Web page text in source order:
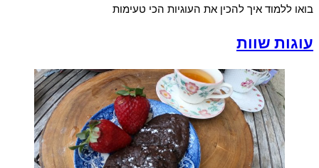
בואו ללמוד איך להכין את העוגיות הכי טעימות
עוגות שוות